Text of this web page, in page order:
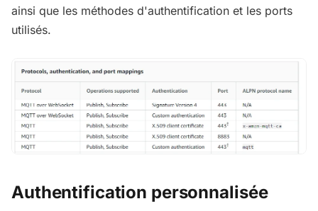
ainsi que les méthodes d'authentification et les ports
utilisés.
Authentification personnalisée